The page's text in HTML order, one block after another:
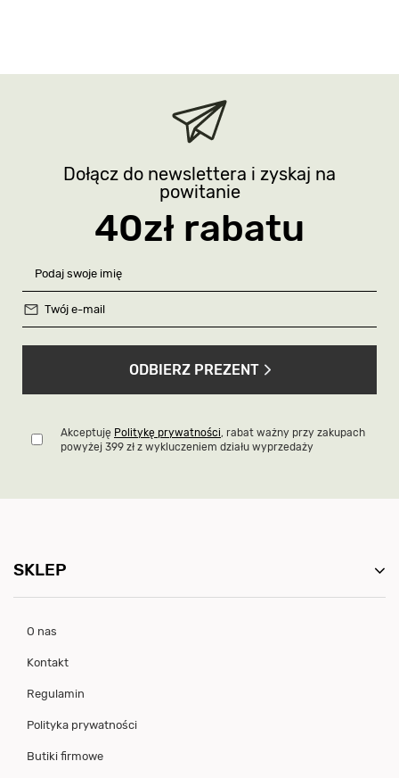
Dołącz do newslettera i zyskaj na
powitanie
40zł rabatu
ODBIERZ PREZENT
Akceptuję Politykę prywatności, rabat ważny przy zakupach
powyżej 399 zł z wykluczeniem działu wyprzedaży
SKLEP
O nas
Kontakt
Regulamin
Polityka prywatności
Butiki firmowe